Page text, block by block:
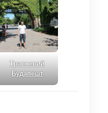
Травневий
Будапешт